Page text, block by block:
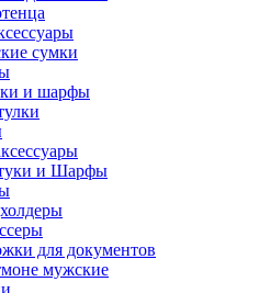
сумки
и шарфы
и Шарфы
для документов
мужские